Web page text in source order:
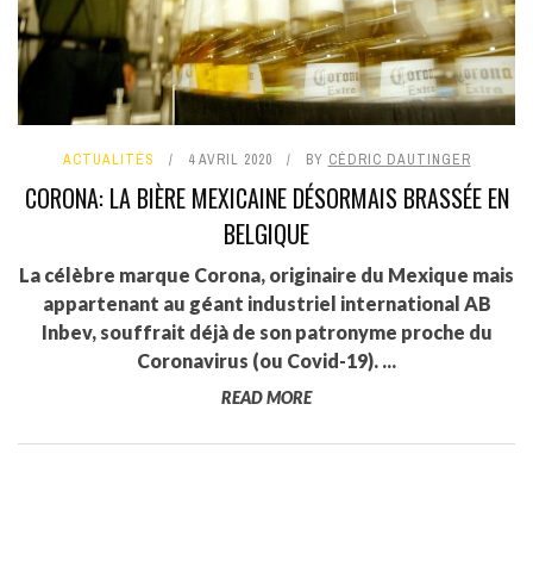
ACTUALITÉS 4 AVRIL 2020 BY CÉDRIC DAUTINGER
CORONA: LA BIÈRE MEXICAINE DÉSORMAIS BRASSÉE EN
BELGIQUE
La célèbre marque Corona, originaire du Mexique mais
appartenant au géant industriel international AB
Inbev, souffrait déjà de son patronyme proche du
Coronavirus (ou Covid-19). ...
READ MORE